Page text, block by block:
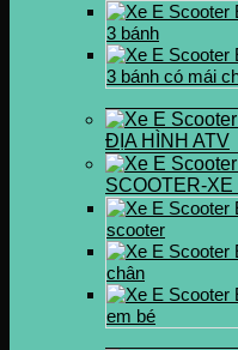
3 bánh
3 bánh có mái
ĐỊA HÌNH ATV
SCOOTER-XE
scooter
chân
em bé